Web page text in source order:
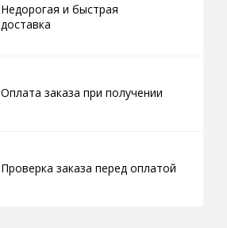
Недорогая и быстрая
доставка
Оплата заказа при получении
Проверка заказа перед оплатой